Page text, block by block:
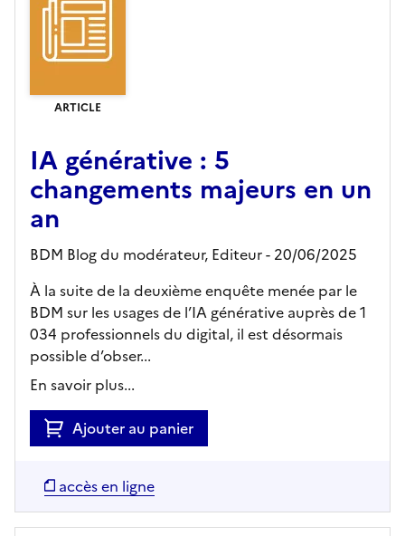
ARTICLE
IA générative : 5
changements majeurs en un
an
BDM Blog du modérateur, Editeur- 20/06/2025
À la suite de la deuxième enquête menée par le
BDM sur les usages de l’IA générative auprès de 1
034 professionnels du digital, il est désormais
possible d’obser...
En savoir plus...
Ajouter au panier
accès en ligne